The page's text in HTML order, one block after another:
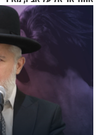
אריאל ז"ל